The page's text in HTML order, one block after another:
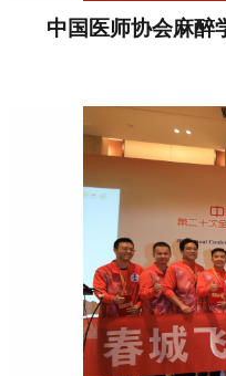
中国医师协会麻醉